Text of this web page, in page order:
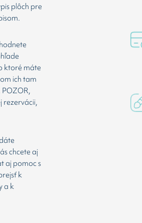
plôch pre
ktoré máte
ich tam
rezervácii,
chcete aj
aj pomoc s
k
a k